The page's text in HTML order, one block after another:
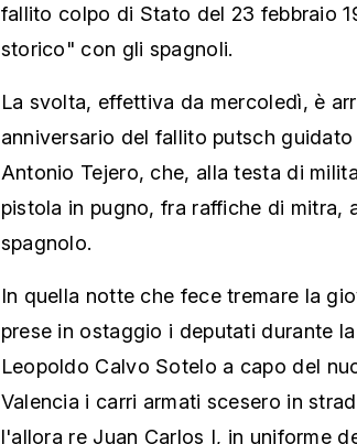
fallito colpo di Stato del 23 febbraio
storico" con gli spagnoli.
La svolta, effettiva da mercoledì, è
anniversario del fallito putsch
Antonio Tejero, che, alla testa di
pistola in pugno, fra raffiche di mitra,
spagnolo.
In quella notte che fece tremare la
prese in ostaggio i deputati durante
Leopoldo Calvo Sotelo a capo del
Valencia i carri armati scesero in
l'allora re Juan Carlos I, in uniforme